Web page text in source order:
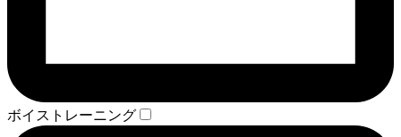
ボイストレーニング